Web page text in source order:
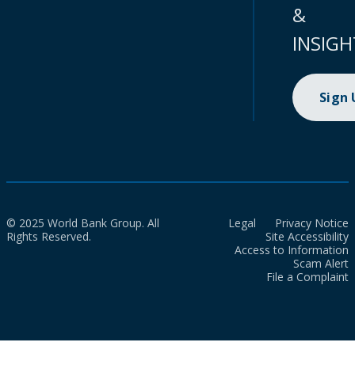
&
Sign
© 2025 World Bank Group. All
Rights Reserved.
Legal
Privacy Notice
Site Accessibility
Access to Information
Scam Alert
File a Complaint